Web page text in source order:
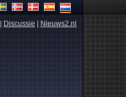
Discussie Nieuws2.nl